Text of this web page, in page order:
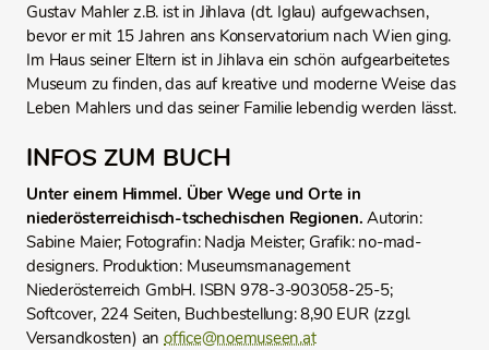
Gustav Mahler z.B. ist in Jihlava (dt. Iglau) aufgewachsen,
bevor er mit 15 Jahren ans Konservatorium nach Wien ging.
Im Haus seiner Eltern ist in Jihlava ein schön aufgearbeitetes
Museum zu finden, das auf kreative und moderne Weise das
Leben Mahlers und das seiner Familie lebendig werden lässt.
INFOS ZUM BUCH
Unter einem Himmel. Über Wege und Orte in
niederösterreichisch-tschechischen Regionen. Autorin:
Sabine Maier; Fotografin: Nadja Meister; Grafik: no-mad-
designers. Produktion: Museumsmanagement
Niederösterreich GmbH. ISBN 978-3-903058-25-5;
Softcover, 224 Seiten, Buchbestellung: 8,90 EUR (zzgl.
Versandkosten) an office@noemuseen.at